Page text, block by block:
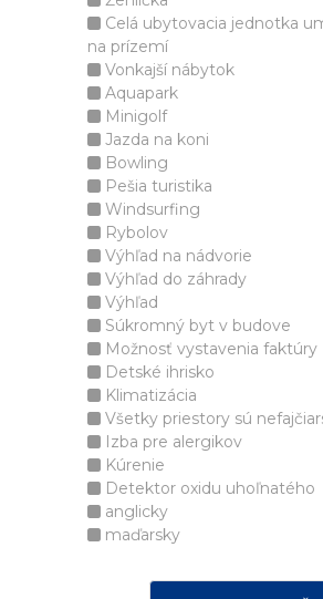
Celá ubytovacia jednotka
na prízemí
Vonkajší nábytok
Aquapark
Minigolf
Jazda na koni
Bowling
Pešia turistika
Windsurfing
Rybolov
Výhľad na nádvorie
Výhľad do záhrady
Výhľad
Súkromný byt v budove
Možnosť vystavenia faktúry
Detské ihrisko
Klimatizácia
Všetky priestory sú
Izba pre alergikov
Kúrenie
Detektor oxidu uhoľnatého
anglicky
maďarsky